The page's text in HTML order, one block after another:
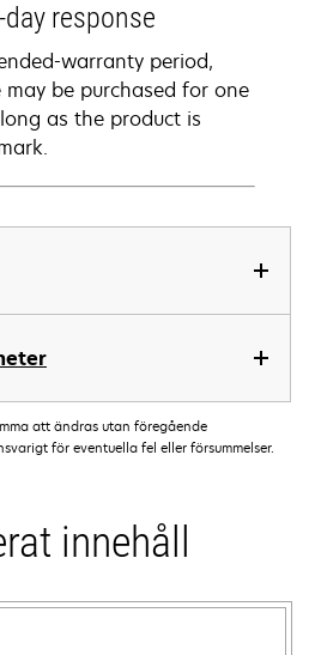
response
warranty period,
may be purchased for one
as the product is
att ändras utan föregående
för eventuella fel eller försummelser.
innehåll